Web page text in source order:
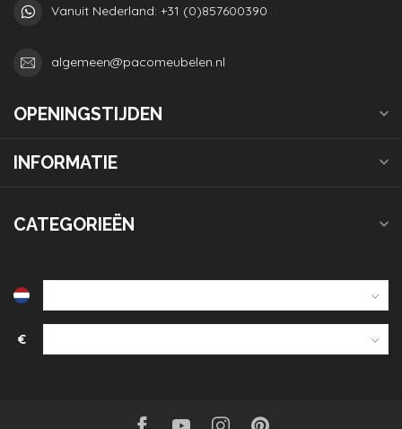
Vanuit Nederland: +31 (0)857600390
algemeen@pacomeubelen.nl
OPENINGSTIJDEN
INFORMATIE
CATEGORIEËN
€